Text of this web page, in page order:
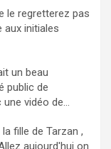
le regretterez pas
aux initiales
un beau
public de
vidéo de...
fille de Tarzan ,
aujourd'hui on